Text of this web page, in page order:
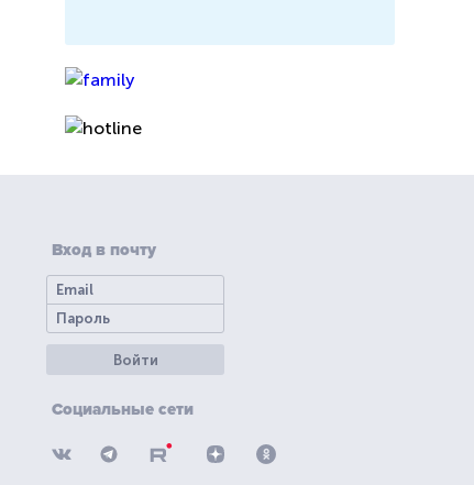
Вход в почту
Войти
Социальные сети